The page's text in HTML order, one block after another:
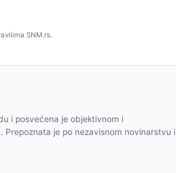
SNM.rs.
i posvećena je objektivnom i
Prepoznata je po nezavisnom novinarstvu i